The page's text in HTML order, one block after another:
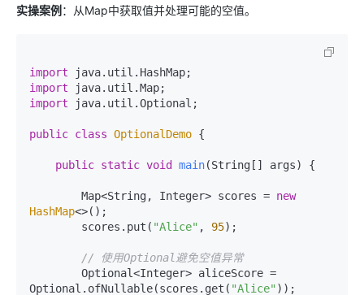
实操案例 ：从Map中获取值并处理可能的空值。
import
import
import java.util.Optional;
public class OptionalDemo {
public static void main(String[] args) {
        Map<String, Integer> scores =
new
HashMap<>();
        scores.put(
"Alice" , 95);
// 使用Optional避免空值异常
Optional.ofNullable(scores.get( "Alice" ));